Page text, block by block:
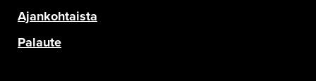
Ajankohtaista
Palaute